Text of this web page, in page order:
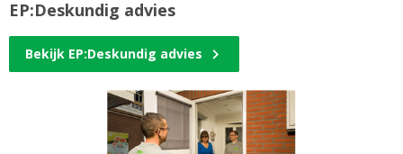
EP:Deskundig advies
Bekijk EP:Deskundig advies